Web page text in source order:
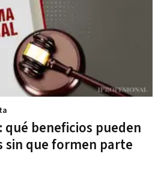
beneficios pueden
sin que formen parte